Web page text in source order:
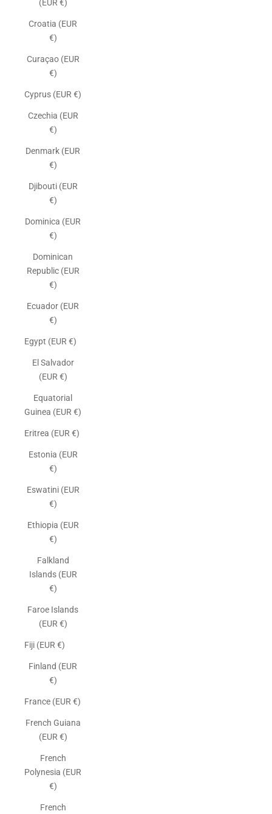
(EUR €)
Croatia (EUR
€)
Curaçao (EUR
€)
Cyprus (EUR €)
Czechia (EUR
€)
Denmark (EUR
€)
Djibouti (EUR
€)
Dominica (EUR
€)
Dominican
Republic (EUR
€)
Ecuador (EUR
€)
Egypt (EUR €)
El Salvador
(EUR €)
Equatorial
Guinea (EUR €)
Eritrea (EUR €)
Estonia (EUR
€)
Eswatini (EUR
€)
Ethiopia (EUR
€)
Falkland
Islands (EUR
€)
Faroe Islands
(EUR €)
Fiji (EUR €)
Finland (EUR
€)
France (EUR €)
French Guiana
(EUR €)
French
Polynesia (EUR
€)
French